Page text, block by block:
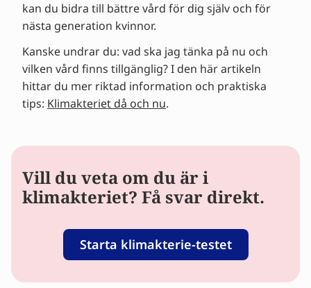
kan du bidra till bättre vård för dig själv och för
nästa generation kvinnor.
Kanske undrar du: vad ska jag tänka på nu och
vilken vård finns tillgänglig? I den här artikeln
hittar du mer riktad information och praktiska
tips: Klimakteriet då och nu.
Vill du veta om du är i
klimakteriet? Få svar direkt.
Starta klimakterie-testet